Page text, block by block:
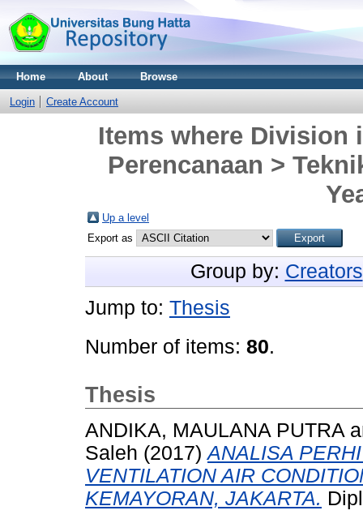
Home About Browse
Login Create Account
Items where Division
Perencanaan >
Up a level
Export as
Group by: Creators
Jump to: Thesis
Number of items: 80.
Thesis
ANDIKA, MAULANA PUTRA
Saleh (2017)ANALISA
VENTILATION AIR
KEMAYORAN, JAKARTA.